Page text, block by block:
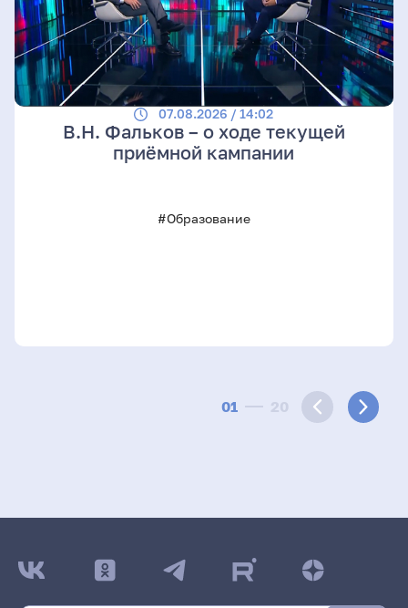
01 20
07.08.2026 / 14:02
В.Н. Фальков – о ходе текущей
приёмной кампании
#Образование